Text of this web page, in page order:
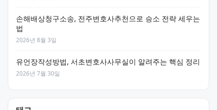
손해배상청구소송, 전주변호사추천으로 승소 전략 세우는
법
2026년 8월 3일
유언장작성방법, 서초변호사사무실이 알려주는 핵심 정리
2026년 7월 30일